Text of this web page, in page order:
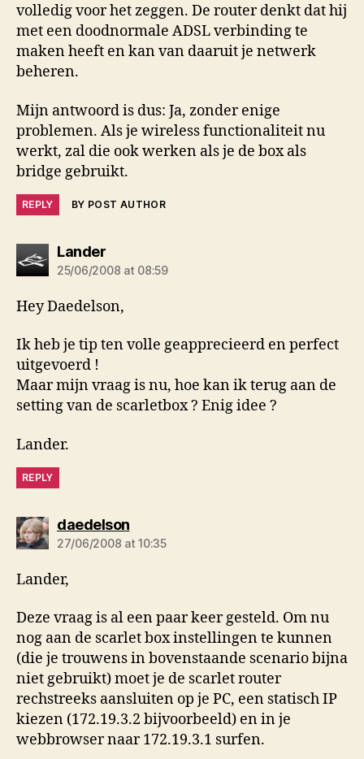
volledig voor het zeggen. De router denkt dat hij
met een doodnormale ADSL verbinding te
maken heeft en kan van daaruit je netwerk
beheren.
Mijn antwoord is dus: Ja, zonder enige
problemen. Als je wireless functionaliteit nu
werkt, zal die ook werken als je de box als
bridge gebruikt.
REPLY BY POST AUTHOR
Landersays:
25/06/2008 at 08:59
Hey Daedelson,
Ik heb je tip ten volle geapprecieerd en perfect
uitgevoerd !
Maar mijn vraag is nu, hoe kan ik terug aan de
setting van de scarletbox ? Enig idee ?
Lander.
REPLY
daedelsonsays:
27/06/2008 at 10:35
Lander,
Deze vraag is al een paar keer gesteld. Om nu
nog aan de scarlet box instellingen te kunnen
(die je trouwens in bovenstaande scenario bijna
niet gebruikt) moet je de scarlet router
rechstreeks aansluiten op je PC, een statisch IP
kiezen (172.19.3.2 bijvoorbeeld) en in je
webbrowser naar 172.19.3.1 surfen.